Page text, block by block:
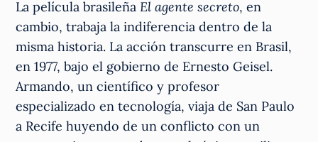
La película brasileñaEl agente secreto, en
cambio, trabaja la indiferencia dentro de la
misma historia. La acción transcurre en Brasil,
en 1977, bajo el gobierno de Ernesto Geisel.
Armando, un científico y profesor
especializado en tecnología, viaja de San Paulo
a Recife huyendo de un conflicto con un